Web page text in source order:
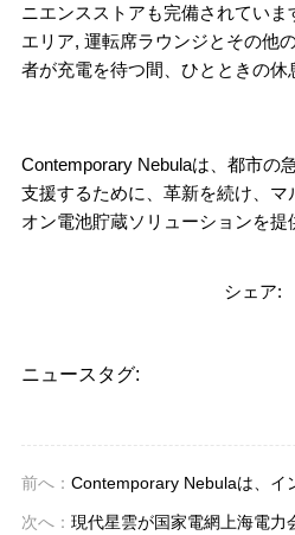
ニエンスストアも完備されてい
エリア, 運転席ラウンジとその他
者が充電を待つ間、ひとときの休
Contemporary Nebulaは、都市の
支援するために、革新を続け、マ
オン電池貯蔵ソリューションを提
シェア:
ニュースタグ:
前へ： Contemporary Nebulaは、インテリジェントな新エネルギー製造基
次へ： 現代星雲が国家電網上海電力会社